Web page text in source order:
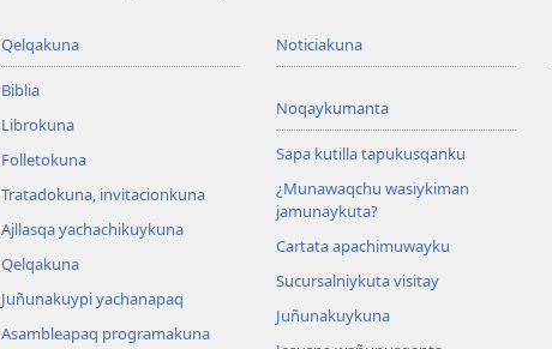
Qelqakuna
Biblia
Librokuna
Folletokuna
Tratadokuna, invitacionkuna
Ajllasqa yachachikuykuna
Qelqakuna
Juñunakuypi yachanapaq
Asambleapaq programakuna
Noticiakuna
Noqaykumanta
Sapa kutilla tapukusqanku
¿Munawaqchu wasiykiman
jamunaykuta?
Cartata apachimuwayku
Sucursalniykuta visitay
Juñunakuykuna